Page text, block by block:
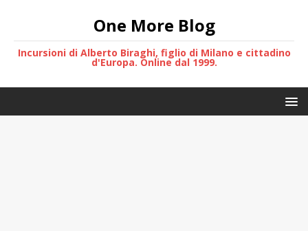
One More Blog
Incursioni di Alberto Biraghi, figlio di Milano e cittadino
d'Europa. Online dal 1999.